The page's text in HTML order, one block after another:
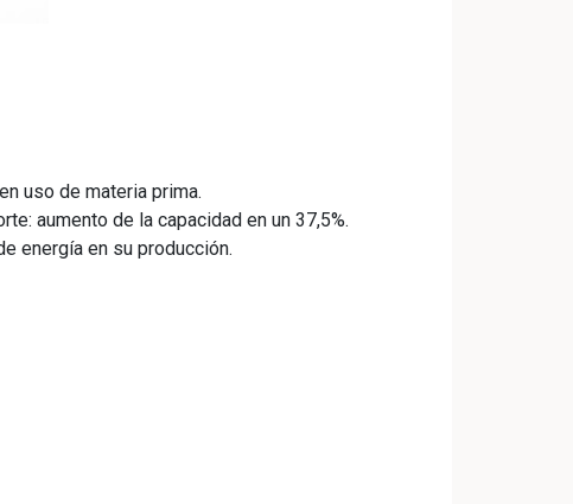
uso de materia prima.
aumento de la capacidad en un 37,5%.
energía en su producción.